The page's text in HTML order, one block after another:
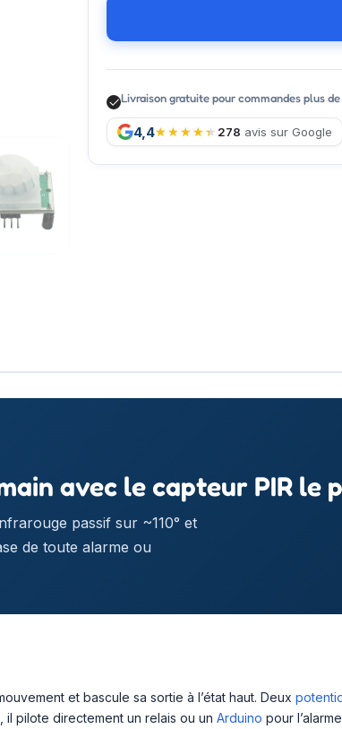
Livraison gratuite pour commandes plus
4,4 278 avis sur Google
avec le capteur PIR le
passif sur ~110° et
de toute alarme ou
et bascule sa sortie à l’état haut. Deux
pilote directement un relais ou un Arduino pour